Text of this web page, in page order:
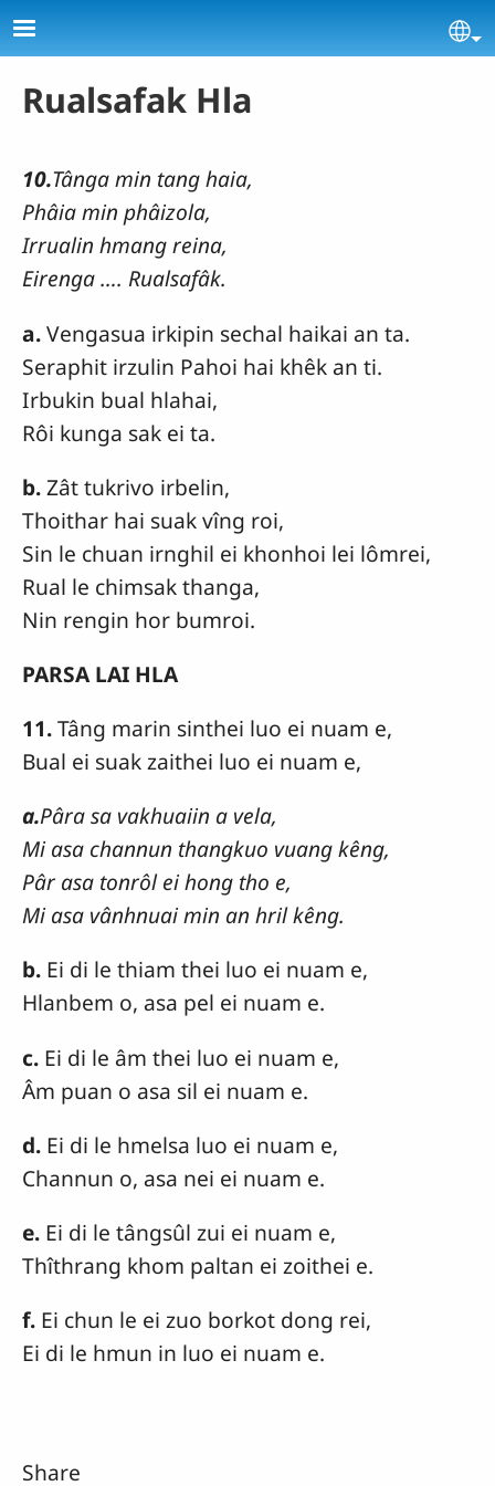
Skip to main content
Rualsafak Hla
10.Tânga min tang haia,
Phâia min phâizola,
Irrualin hmang reina,
Eirenga …. Rualsafâk.
a.Vengasua irkipin sechal haikai an ta.
Seraphit irzulin Pahoi hai khêk an ti.
Irbukin bual hlahai,
Rôi kunga sak ei ta.
b.Zât tukrivo irbelin,
Thoithar hai suak vîng roi,
Sin le chuan irnghil ei khonhoi lei lômrei,
Rual le chimsak thanga,
Nin rengin hor bumroi.
PARSA LAI HLA
11.Tâng marin sinthei luo ei nuam e,
Bual ei suak zaithei luo ei nuam e,
a.Pâra sa vakhuaiin a vela,
Mi asa channun thangkuo vuang kêng,
Pâr asa tonrôl ei hong tho e,
Mi asa vânhnuai min an hril kêng.
b. Ei di le thiam thei luo ei nuam e,
Hlanbem o, asa pel ei nuam e.
c. Ei di le âm thei luo ei nuam e,
Âm puan o asa sil ei nuam e.
d. Ei di le hmelsa luo ei nuam e,
Channun o, asa nei ei nuam e.
e. Ei di le tângsûl zui ei nuam e,
Thîthrang khom paltan ei zoithei e.
f. Ei chun le ei zuo borkot dong rei,
Ei di le hmun in luo ei nuam e.
Share